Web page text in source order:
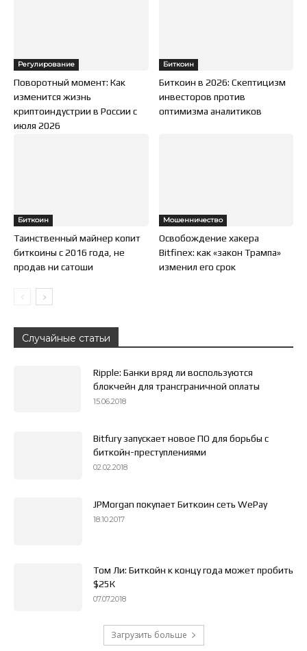
Регулирование
Поворотный момент: Как
изменится жизнь
криптоиндустрии в России с
июля 2026
Биткоин
Биткоин в 2026: Скептицизм
инвесторов против
оптимизма аналитиков
Биткоин
Таинственный майнер копит
биткоины с 2016 года, не
продав ни сатоши
Мошенничество
Освобождение хакера
Bitfinex: как «закон Трампа»
изменил его срок
Случайные статьи
Ripple: Банки вряд ли воспользуются
блокчейн для трансграничной оплаты
15.06.2018
Bitfury запускает новое ПО для борьбы с
биткойн-преступлениями
02.02.2018
JPMorgan покупает Биткоин сеть WePay
18.10.2017
Том Ли: Биткойн к концу года может пробить
$25К
07.07.2018
Загрузить больше